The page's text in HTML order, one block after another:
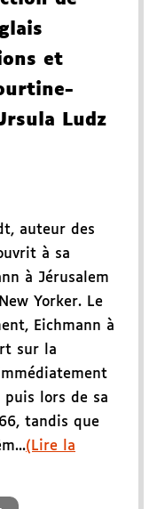
et
Ludz
auteur des
à sa
à Jérusalem
Yorker. Le
Eichmann à
sur la
puis lors de sa
tandis que
(Lire la